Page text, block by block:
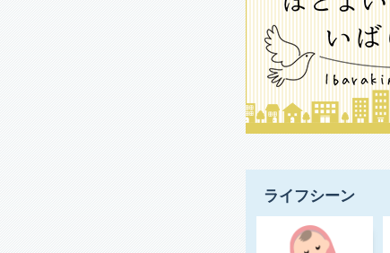
ライフシーン